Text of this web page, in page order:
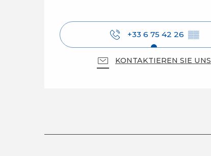
+33 6 75 42 26 ▒▒
KONTAKTIEREN SIE UNS